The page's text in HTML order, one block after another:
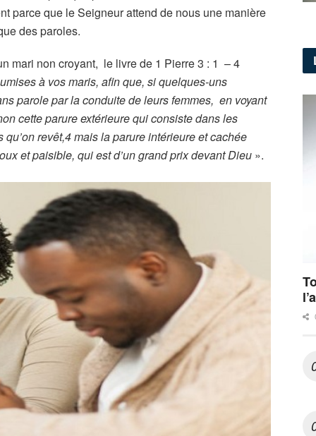
parce que le Seigneur attend de nous une manière
des paroles.
mari non croyant, le livre de 1 Pierre 3 : 1 – 4
à vos maris, afin que, si quelques-uns
parole par la conduite de leurs femmes, en voyant
cette parure extérieure qui consiste dans les
revêt,4 mais la parure intérieure et cachée
et paisible, qui est d’un grand prix devant Dieu ».